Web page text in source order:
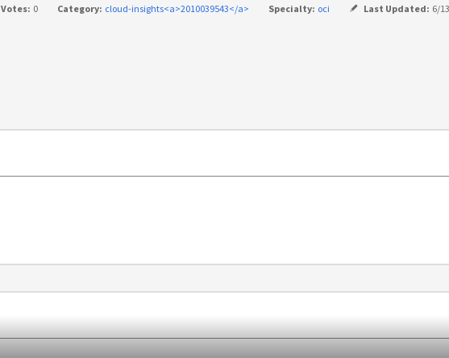
Votes: 0 Category: cloud-insights<a>2010039543</a> Specialty: oci Last Updated: 6/